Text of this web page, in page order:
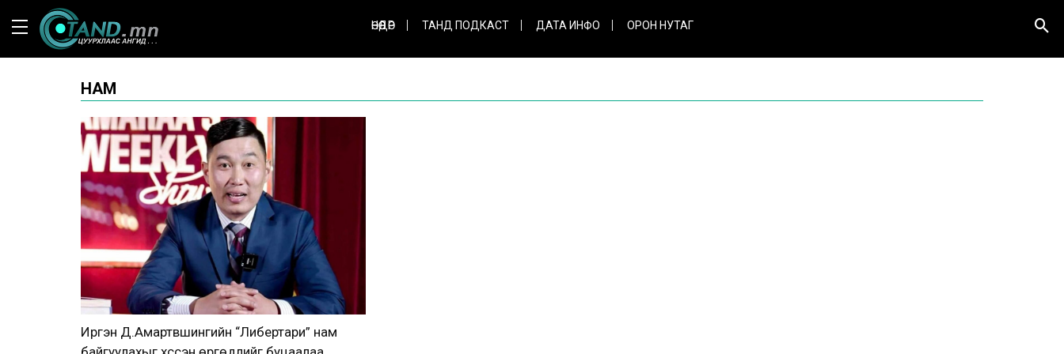
ӨНӨӨДӨР ТАНД ПОДКАСТ ДАТА ИНФО ОРОН НУТАГ
НАМ
Иргэн Д.Амартүвшингийн “Либертари” нам